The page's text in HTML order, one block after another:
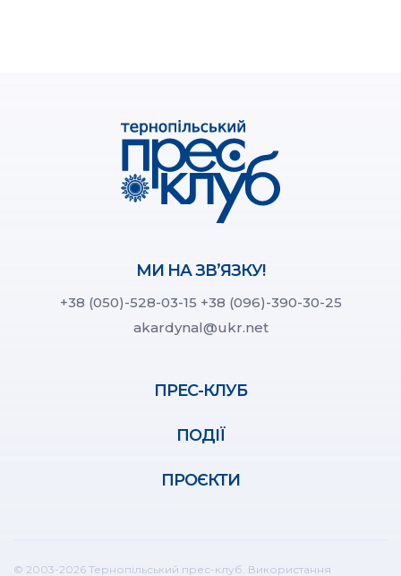
МИ НА ЗВ’ЯЗКУ!
+38 (050)-528-03-15 +38 (096)-390-30-25
akardynal@ukr.net
ПРЕС-КЛУБ
ПОДІЇ
ПРОЄКТИ
© 2003-2026 Тернопільський прес-клуб. Використання